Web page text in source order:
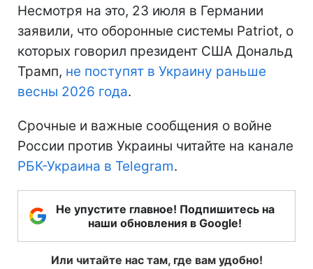
Несмотря на это, 23 июля в Германии
заявили, что оборонные системы Patriot, о
которых говорил президент США Дональд
Трамп, не поступят в Украину раньше
весны 2026 года.
Срочные и важные сообщения о войне
России против Украины читайте на канале
РБК-Украина в Telegram.
Не упустите главное! Подпишитесь на
наши обновления в Google!
Или читайте нас там, где вам удобно!